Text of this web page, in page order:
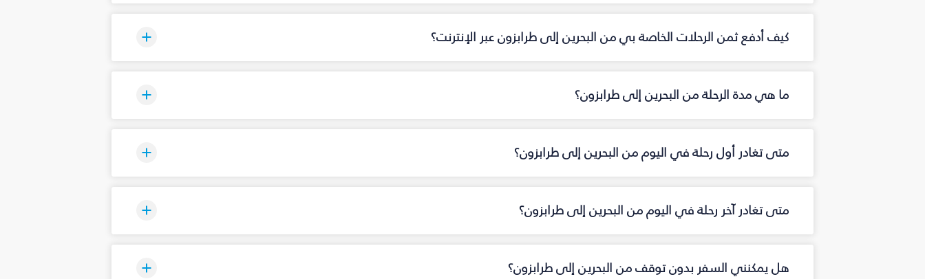
كيف أدفع ثمن الرحلات الخاصة بي من البحرين إلى طرابزون عبر الإنترنت؟
ما هي مدة الرحلة من البحرين إلى طرابزون؟
متى تغادر أول رحلة في اليوم من البحرين إلى طرابزون؟
متى تغادر آخر رحلة في اليوم من البحرين إلى طرابزون؟
هل يمكنني السفر بدون توقف من البحرين إلى طرابزون؟